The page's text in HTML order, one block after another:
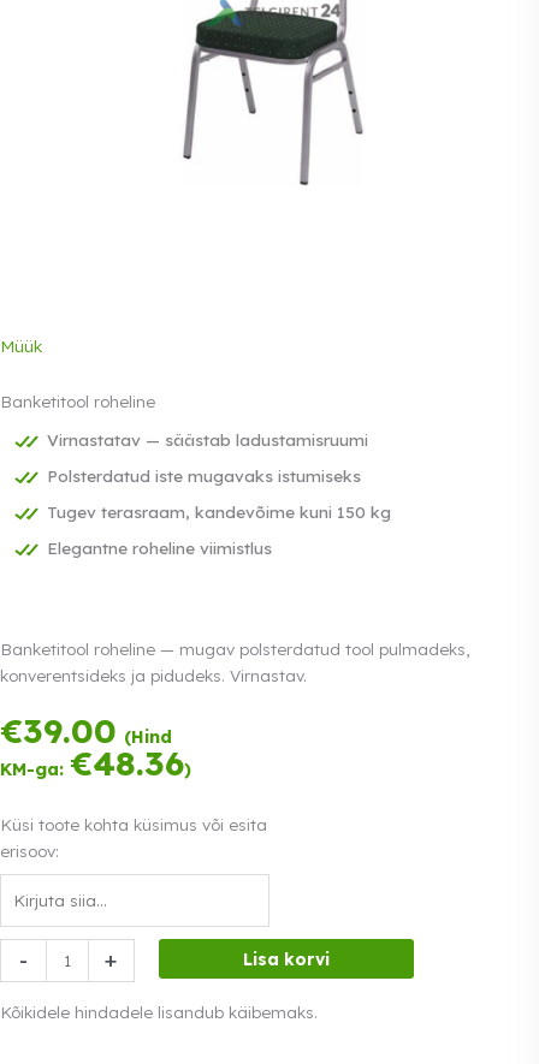
Müük
Banketitool roheline
Virnastatav — säästab ladustamisruumi
Polsterdatud iste mugavaks istumiseks
Tugev terasraam, kandevõime kuni 150 kg
Elegantne roheline viimistlus
Banketitool roheline — mugav polsterdatud tool pulmadeks,
konverentsideks ja pidudeks. Virnastav.
€39.00 (Hind
KM-ga: €48.36)
Küsi toote kohta küsimus või esita
erisoov:
-
Banketitool
roheline
kogus
+ Lisa korvi
Kõikidele hindadele lisandub käibemaks.